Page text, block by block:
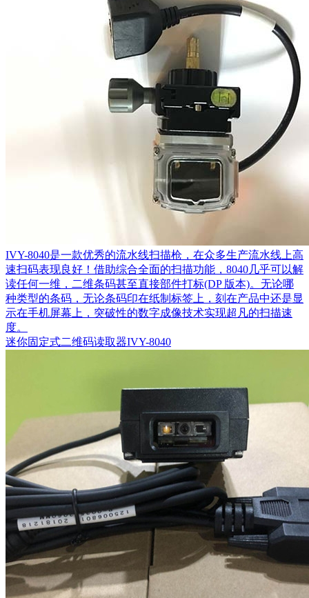
IVY-8040是一款优秀的流水线扫描枪，在众多生产流水线上高
速扫码表现良好！借助综合全面的扫描功能，8040几乎可以解
读任何一维，二维条码甚至直接部件打标(DP 版本)。无论哪
种类型的条码，无论条码印在纸制标签上，刻在产品中还是显
示在手机屏幕上，突破性的数字成像技术实现超凡的扫描速
度。
迷你固定式二维码读取器IVY-8040